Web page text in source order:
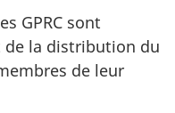
GPRC sont
de la distribution du
de leur